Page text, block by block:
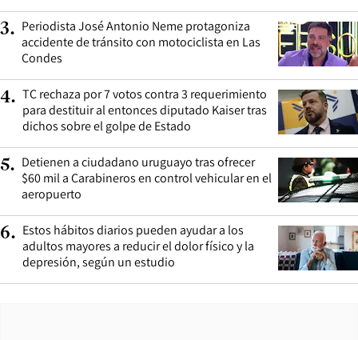
3. Periodista José Antonio Neme protagoniza
accidente de tránsito con motociclista en Las
Condes
4. TC rechaza por 7 votos contra 3 requerimiento
para destituir al entonces diputado Kaiser tras
dichos sobre el golpe de Estado
5. Detienen a ciudadano uruguayo tras ofrecer
$60 mil a Carabineros en control vehicular en el
aeropuerto
6. Estos hábitos diarios pueden ayudar a los
adultos mayores a reducir el dolor físico y la
depresión, según un estudio